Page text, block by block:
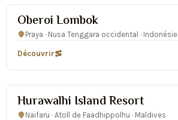
Oberoi Lombok
Praya · Nusa Tenggara occidental · Indonésie
Découvrir
Hurawalhi Island Resort
Naifaru · Atoll de Faadhippolhu · Maldives